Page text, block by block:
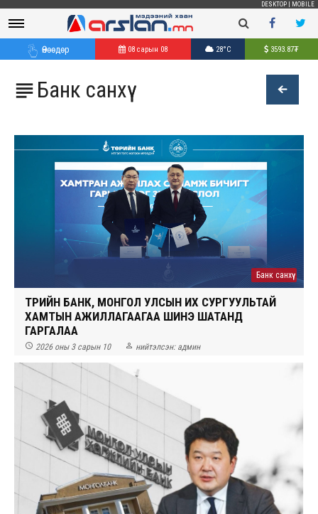
DESKTOP MOBILE
Өнөөдөр 08 сарын 08 28°C 3593.87₮
 Банк санхүү
Банк санхүү
ТӨРИЙН БАНК, МОНГОЛ УЛСЫН ИХ СУРГУУЛЬТАЙ
ХАМТЫН АЖИЛЛАГААГАА ШИНЭ ШАТАНД
ГАРГАЛАА
 2026 оны 3 сарын 10  нийтэлсэн: админ